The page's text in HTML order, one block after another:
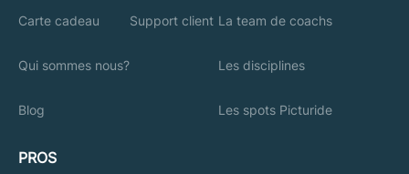
Carte cadeau
Qui sommes nous?
Blog
Support client La team de coachs
Les disciplines
Les spots Picturide
PROS